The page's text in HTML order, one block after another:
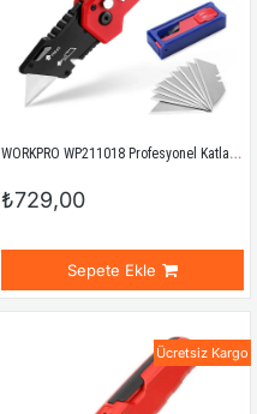
WORKPRO WP211018 Profesyonel Katlanır Çok Amaçlı Rötuş Maket Bıçağı + 10 Adet Yedek Bıçak
₺729,00
Sepete Ekle
Ücretsiz Kargo